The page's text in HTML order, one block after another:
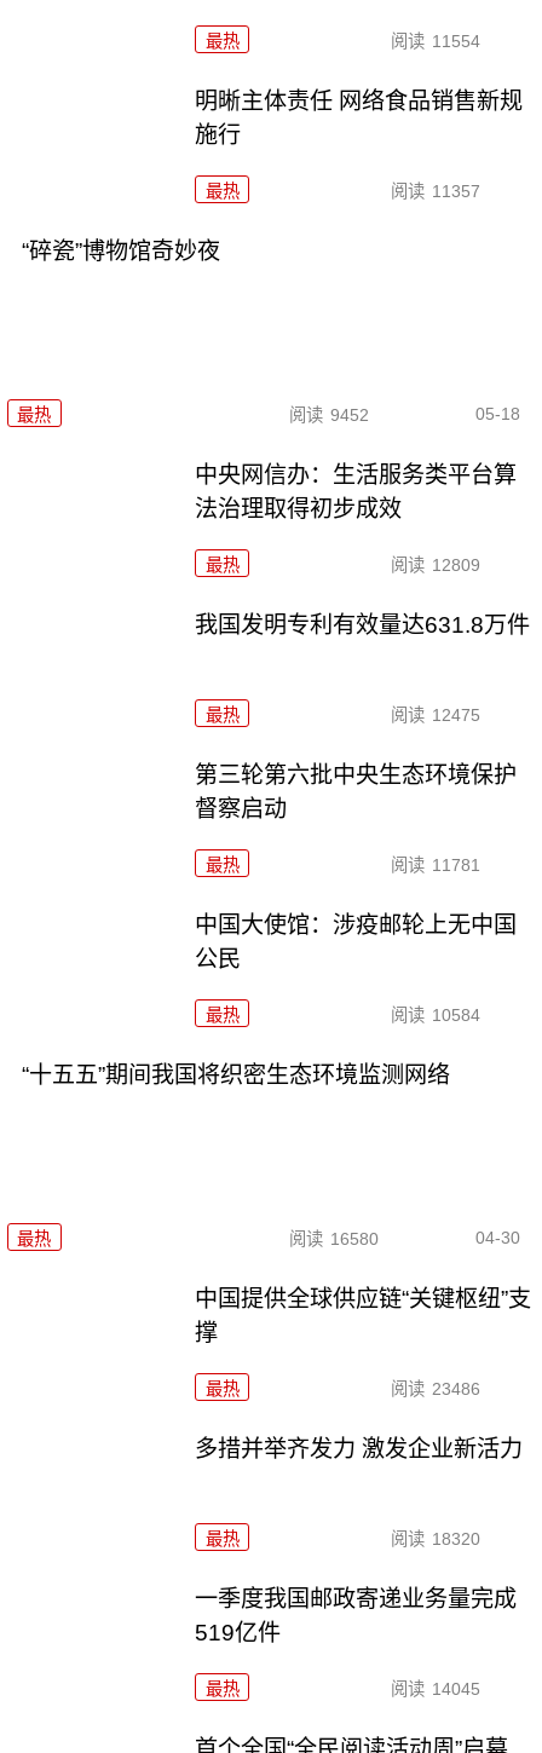
最热 阅读 11554
明晰主体责任 网络食品销售新规
施行
最热 阅读 11357
“碎瓷”博物馆奇妙夜
最热 阅读 9452 05-18
中央网信办：生活服务类平台算
法治理取得初步成效
最热 阅读 12809
我国发明专利有效量达631.8万件
最热 阅读 12475
第三轮第六批中央生态环境保护
督察启动
最热 阅读 11781
中国大使馆：涉疫邮轮上无中国
公民
最热 阅读 10584
“十五五”期间我国将织密生态环境监测网络
最热 阅读 16580 04-30
中国提供全球供应链“关键枢纽”支
撑
最热 阅读 23486
多措并举齐发力 激发企业新活力
最热 阅读 18320
一季度我国邮政寄递业务量完成
519亿件
最热 阅读 14045